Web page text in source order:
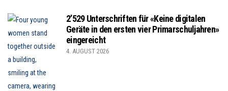
2’529 Unterschriften für «Keine digitalen
Geräte in den ersten vier Primarschuljahren»
eingereicht
4. AUGUST 2026